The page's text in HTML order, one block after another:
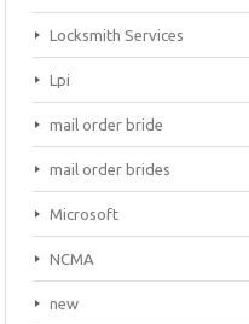
Locksmith Services
Lpi
mail order bride
mail order brides
Microsoft
NCMA
new